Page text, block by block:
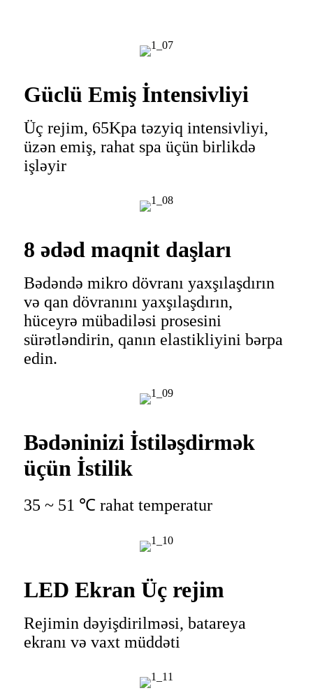
Güclü Emiş İntensivliyi
Üç rejim, 65Kpa təzyiq intensivliyi,
üzən emiş, rahat spa üçün birlikdə
işləyir
8 ədəd maqnit daşları
Bədəndə mikro dövranı yaxşılaşdırın
və qan dövranını yaxşılaşdırın,
hüceyrə mübadiləsi prosesini
sürətləndirin, qanın elastikliyini bərpa
edin.
Bədəninizi İstiləşdirmək
üçün İstilik
35 ~ 51 ℃ rahat temperatur
LED Ekran Üç rejim
Rejimin dəyişdirilməsi, batareya
ekranı və vaxt müddəti